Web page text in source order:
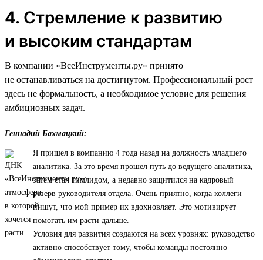
4. Стремление к развитию
и высоким стандартам
В компании «ВсеИнструменты.ру» принято
не останавливаться на достигнутом. Профессиональный рост
здесь не формальность, а необходимое условие для решения
амбициозных задач.
Геннадий Бахмацкий:
Я пришел в компанию 4 года назад на должность младшего
аналитика. За это время прошел путь до ведущего аналитика,
затем стал тимлидом, а недавно защитился на кадровый
резерв руководителя отдела. Очень приятно, когда коллеги
пишут, что мой пример их вдохновляет. Это мотивирует
помогать им расти дальше.
Условия для развития создаются на всех уровнях: руководство
активно способствует тому, чтобы команды постоянно